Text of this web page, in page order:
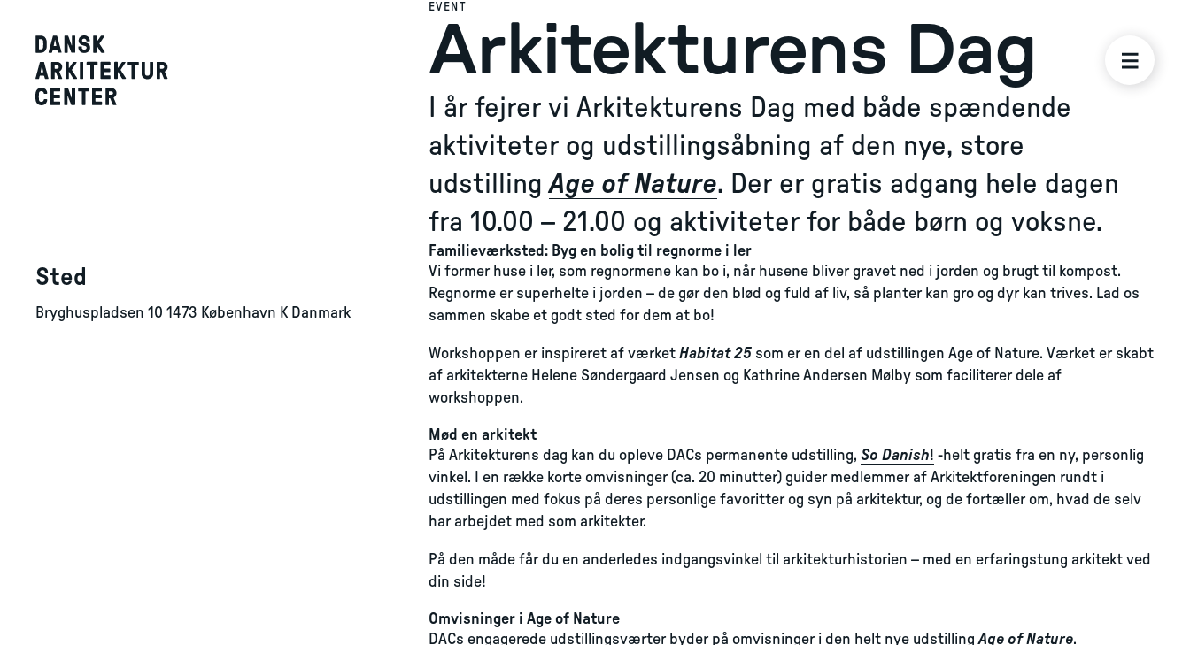
EVENT
Arkitekturens Dag
I år fejrer vi Arkitekturens Dag med både spændende
aktiviteter og udstillingsåbning af den nye, store
udstilling Age of Nature. Der er gratis adgang hele dagen
fra 10.00 – 21.00 og aktiviteter for både børn og voksne.
Sted
Bryghuspladsen 10 1473 København K Danmark
Familieværksted: Byg en bolig til regnorme i ler
Vi former huse i ler, som regnormene kan bo i, når husene bliver gravet ned i jorden og brugt til kompost.
Regnorme er superhelte i jorden – de gør den blød og fuld af liv, så planter kan gro og dyr kan trives. Lad os
sammen skabe et godt sted for dem at bo!
Workshoppen er inspireret af værket Habitat 25 som er en del af udstillingen Age of Nature. Værket er skabt
af arkitekterne Helene Søndergaard Jensen og Kathrine Andersen Mølby som faciliterer dele af
workshoppen.
Mød en arkitekt
På Arkitekturens dag kan du opleve DACs permanente udstilling, So Danish! -helt gratis fra en ny, personlig
vinkel. I en række korte omvisninger (ca. 20 minutter) guider medlemmer af Arkitektforeningen rundt i
udstillingen med fokus på deres personlige favoritter og syn på arkitektur, og de fortæller om, hvad de selv
har arbejdet med som arkitekter.
På den måde får du en anderledes indgangsvinkel til arkitekturhistorien – med en erfaringstung arkitekt ved
din side!
Omvisninger i Age of Nature
DACs engagerede udstillingsværter byder på omvisninger i den helt nye udstillingAge of Nature.